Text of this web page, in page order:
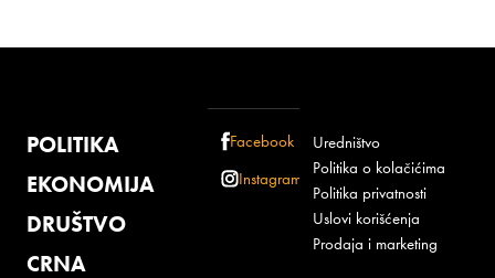
POLITIKA
EKONOMIJA
DRUŠTVO
CRNA
Facebook
Instagram
Uredništvo
Politika o kolačićima
Politika privatnosti
Uslovi korišćenja
Prodaja i marketing